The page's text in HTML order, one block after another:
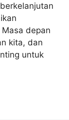
depan
kita, dan
untuk